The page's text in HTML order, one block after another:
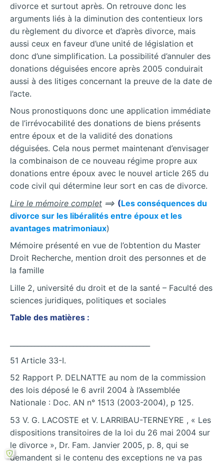
divorce et surtout après. On retrouve donc les
arguments liés à la diminution des contentieux lors
du règlement du divorce et d’après divorce, mais
aussi ceux en faveur d’une unité de législation et
donc d’une simplification. La possibilité d’annuler des
donations déguisées encore après 2005 conduirait
aussi à des litiges concernant la preuve de la date de
l’acte.
Nous pronostiquons donc une application immédiate
de l’irrévocabilité des donations de biens présents
entre époux et de la validité des donations
déguisées. Cela nous permet maintenant d’envisager
la combinaison de ce nouveau régime propre aux
donations entre époux avec le nouvel article 265 du
code civil qui détermine leur sort en cas de divorce.
Lire le mémoire complet ==> (Les conséquences du
divorce sur les libéralités entre époux et les
avantages matrimoniaux)
Mémoire présenté en vue de l’obtention du Master
Droit Recherche, mention droit des personnes et de
la famille
Lille 2, université du droit et de la santé – Faculté des
sciences juridiques, politiques et sociales
Table des matières :
51 Article 33-I.
52 Rapport P. DELNATTE au nom de la commission
des lois déposé le 6 avril 2004 à l’Assemblée
Nationale : Doc. AN n° 1513 (2003-2004), p 125.
53 V. G. LACOSTE et V. LARRIBAU-TERNEYRE , « Les
dispositions transitoires de la loi du 26 mai 2004 sur
le divorce », Dr. Fam. Janvier 2005, p. 8, qui se
demandent si le contenu des exceptions ne va pas